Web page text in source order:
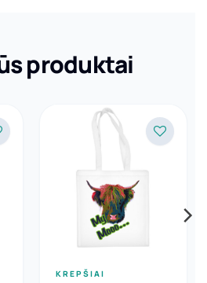
produktai
KREPŠIAI